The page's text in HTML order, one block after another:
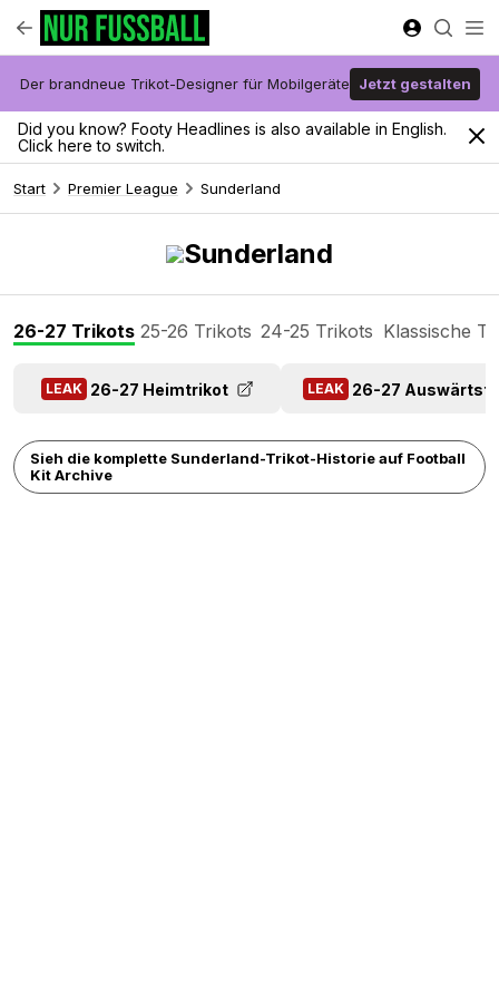
Der brandneue Trikot-Designer für Mobilgeräte Jetzt gestalten
Did you know? Footy Headlines is also available in English.
Click here to switch.
Start Premier League Sunderland
Sunderland
26-27 Trikots 25-26 Trikots 24-25 Trikots Klassische
LEAK 26-27 Heimtrikot LEAK 26-27
Sieh die komplette Sunderland-Trikot-Historie auf Football
Kit Archive